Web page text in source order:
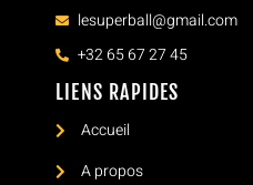
lesuperball@gmail.com
+32 65 67 27 45
LIENS RAPIDES
Accueil
A propos